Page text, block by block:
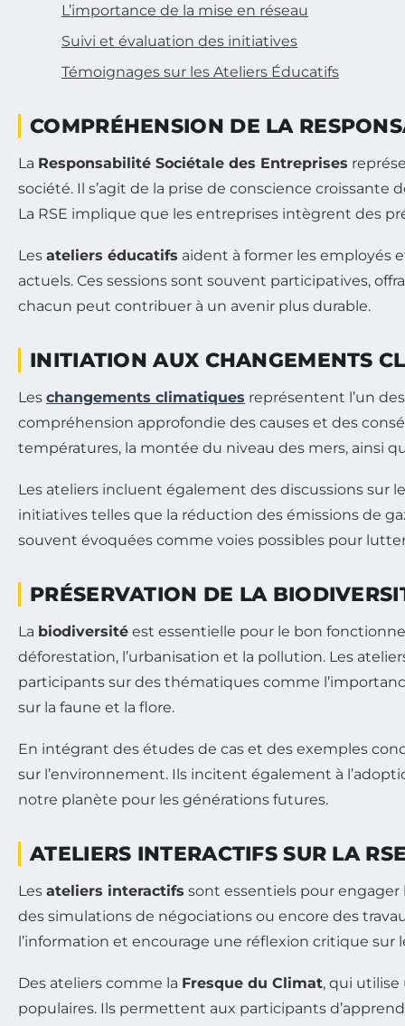
L’importance de la mise en réseau
Suivi et évaluation des initiatives
Témoignages sur les Ateliers Éducatifs
COMPRÉHENSION DE LA
La Responsabilité Sociétale des Entreprises
société. Il s’agit de la prise de conscience
La RSE implique que les entreprises intègrent des
Les ateliers éducatifs aident à former les employés
actuels. Ces sessions sont souvent participatives,
chacun peut contribuer à un avenir plus durable.
INITIATION AUX CHANGEMENTS
Les changements climatiques représentent l’un
compréhension approfondie des causes et des
températures, la montée du niveau des mers, ainsi
Les ateliers incluent également des discussions sur
initiatives telles que la réduction des émissions de
souvent évoquées comme voies possibles pour
PRÉSERVATION DE LA
La biodiversité est essentielle pour le bon
déforestation, l’urbanisation et la pollution. Les
participants sur des thématiques comme
sur la faune et la flore.
En intégrant des études de cas et des exemples
sur l’environnement. Ils incitent également à
notre planète pour les générations futures.
ATELIERS INTERACTIFS SUR LA
Les ateliers interactifs sont essentiels pour engager
des simulations de négociations ou encore des
l’information et encourage une réflexion critique sur
Des ateliers comme la Fresque du Climat, qui
populaires. Ils permettent aux participants